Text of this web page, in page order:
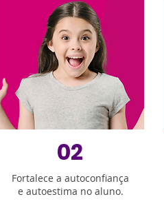
02
Fortalece a autoconfiança
e autoestima no aluno.